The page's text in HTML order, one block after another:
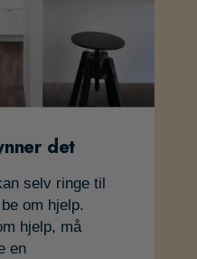
det
selv ringe til
om hjelp.
hjelp, må
en